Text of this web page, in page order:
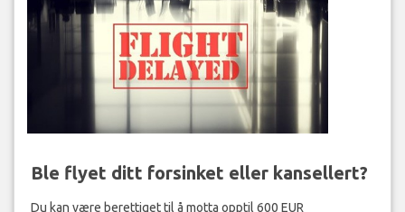
Ble flyet ditt forsinket eller kansellert?
Du kan være berettiget til å motta opptil 600 EUR